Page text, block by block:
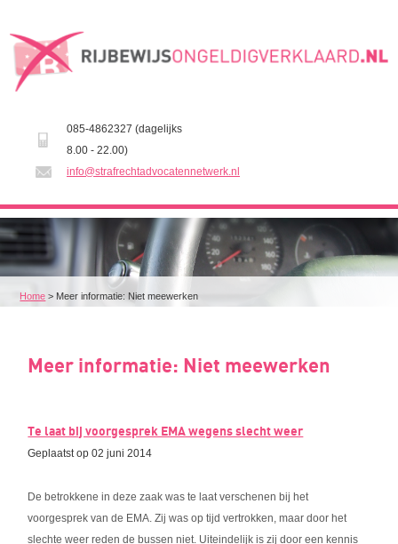
085-4862327 (dagelijks
8.00 - 22.00)
info@strafrechtadvocatennetwerk.nl
Home > Meer informatie: Niet meewerken
Meer informatie: Niet meewerken
Te laat bij voorgesprek EMA wegens slecht weer
Geplaatst op 02 juni 2014
De betrokkene in deze zaak was te laat verschenen bij het
voorgesprek van de EMA. Zij was op tijd vertrokken, maar door het
slechte weer reden de bussen niet. Uiteindelijk is zij door een kennis